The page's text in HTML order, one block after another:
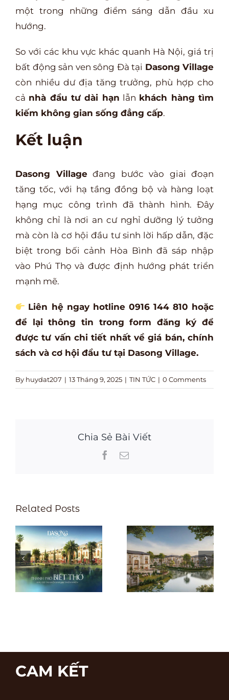
một trong những điểm sáng dẫn đầu xu
hướng.
So với các khu vực khác quanh Hà Nội, giá trị
bất động sản ven sông Đà tại Dasong Village
còn nhiều dư địa tăng trưởng, phù hợp cho
cả nhà đầu tư dài hạn lẫn khách hàng tìm
kiếm không gian sống đẳng cấp.
Kết luận
Dasong Villageđang bước vào giai đoạn
tăng tốc, với hạ tầng đồng bộ và hàng loạt
hạng mục công trình đã thành hình. Đây
không chỉ là nơi an cư nghỉ dưỡng lý tưởng
mà còn là cơ hội đầu tư sinh lời hấp dẫn, đặc
biệt trong bối cảnh Hòa Bình đã sáp nhập
vào Phú Thọ và được định hướng phát triển
mạnh mẽ.
Liên hệ ngay hotline 0916 144 810 hoặc
để lại thông tin trong form đăng ký để
được tư vấn chi tiết nhất về giá bán, chính
sách và cơ hội đầu tư tại Dasong Village.
By huydat207 | 13 Tháng 9, 2025 | TIN TỨC | 0 Comments
Chia Sẻ Bài Viết
Facebook
Email
Related Posts
Xu hướng săn
tìm bất động
sản “chữa
lành” tại
Dasong
Village Hoà
Dasong
Village đón
đầu làn sóng
hạ tầng giao
thông nghìn
CAM KẾT